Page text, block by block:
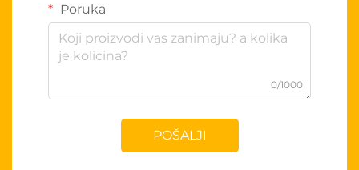
Poruka
0/1000
POŠALJI